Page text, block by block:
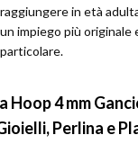
raggiungere in età
un impiego più originale
particolare.
Hoop 4 mm
Perlina e